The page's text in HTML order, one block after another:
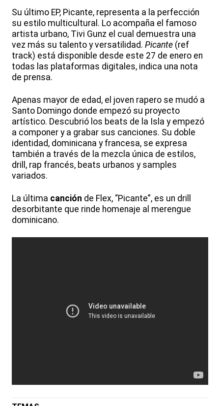
Su último EP, Picante, representa a la perfección
su estilo multicultural. Lo acompaña el famoso
artista urbano, Tivi Gunz el cual demuestra una
vez más su talento y versatilidad. Picante (ref
track) está disponible desde este 27 de enero en
todas las plataformas digitales, indica una nota
de prensa.
Apenas mayor de edad, el joven rapero se mudó a
Santo Domingo donde empezó su proyecto
artístico. Descubrió los beats de la Isla y empezó
a componer y a grabar sus canciones. Su doble
identidad, dominicana y francesa, se expresa
también a través de la mezcla única de estilos,
drill, rap francés, beats urbanos y samples
variados.
La última canción de Flex, “Picante”, es un drill
desorbitante que rinde homenaje al merengue
dominicano.